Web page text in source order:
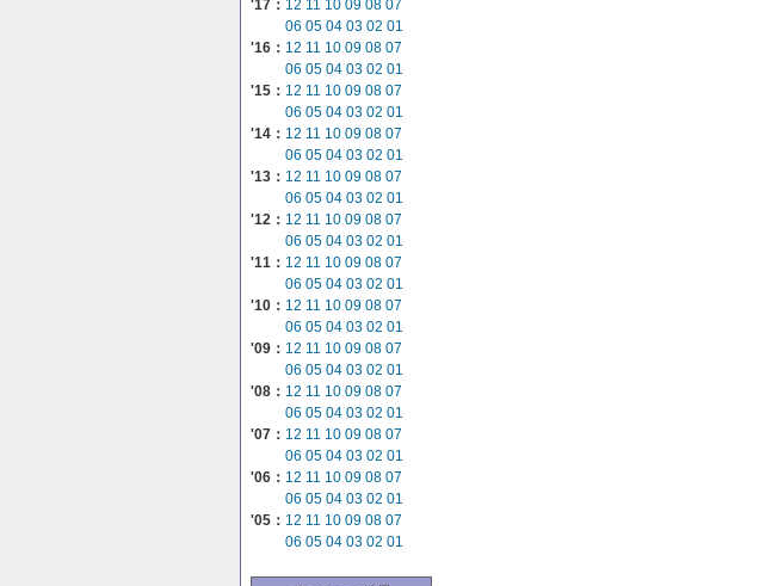
'17： 12 11 10 09 08 07
06 05 04 03 02 01
'16： 12 11 10 09 08 07
06 05 04 03 02 01
'15： 12 11 10 09 08 07
06 05 04 03 02 01
'14： 12 11 10 09 08 07
06 05 04 03 02 01
'13： 12 11 10 09 08 07
06 05 04 03 02 01
'12： 12 11 10 09 08 07
06 05 04 03 02 01
'11： 12 11 10 09 08 07
06 05 04 03 02 01
'10： 12 11 10 09 08 07
06 05 04 03 02 01
'09： 12 11 10 09 08 07
06 05 04 03 02 01
'08： 12 11 10 09 08 07
06 05 04 03 02 01
'07： 12 11 10 09 08 07
06 05 04 03 02 01
'06： 12 11 10 09 08 07
06 05 04 03 02 01
'05： 12 11 10 09 08 07
06 05 04 03 02 01